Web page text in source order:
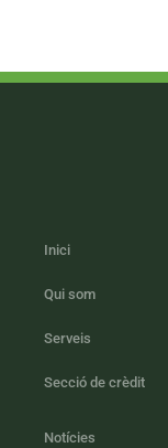
Inici
Qui som
Serveis
Secció de crèdit
Notícies